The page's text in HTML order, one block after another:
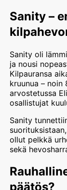
Sanity –
Sanity oli
ja nousi
Kilpauransa
kruunua – noin
arvostetussa
osallistujat
Sanity
ollut pelkkä
sekä
päätös?